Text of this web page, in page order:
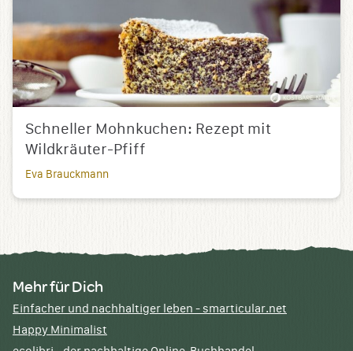
Schneller Mohnkuchen: Rezept mit
Wildkräuter-Pfiff
Eva Brauckmann
Mehr für Dich
Einfacher und nachhaltiger leben - smarticular.net
Happy Minimalist